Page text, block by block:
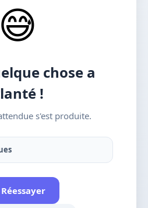
😅
chose a
!
s'est produite.
Réessayer